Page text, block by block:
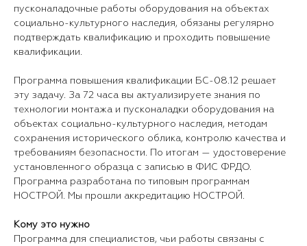
пусконаладочные работы оборудования на объектах
социально-культурного наследия, обязаны регулярно
подтверждать квалификацию и проходить повышение
квалификации.
Программа повышения квалификации БС-08.12 решает
эту задачу. За 72 часа вы актуализируете знания по
технологии монтажа и пусконаладки оборудования на
объектах социально-культурного наследия, методам
сохранения исторического облика, контролю качества и
требованиям безопасности. По итогам — удостоверение
установленного образца с записью в ФИС ФРДО.
Программа разработана по типовым программам
НОСТРОЙ. Мы прошли аккредитацию НОСТРОЙ.
Кому это нужно
Программа для специалистов, чьи работы связаны с